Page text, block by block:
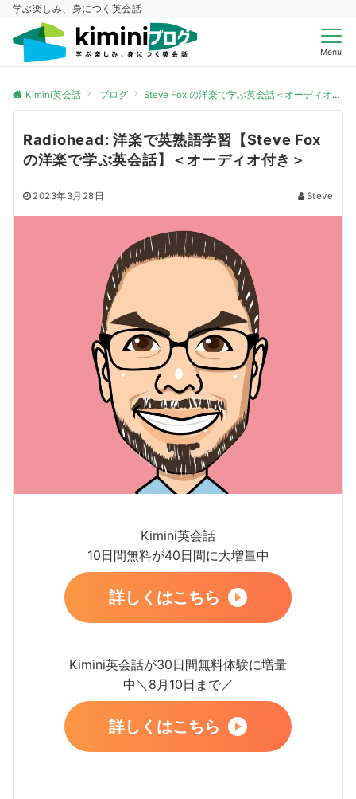
学ぶ楽しみ、身につく英会話
Menu
Kimini英会話 ブログ Steve Fox の洋楽で学ぶ英会話＜オーディオ付き＞
Radiohead: 洋楽で英熟語学習【Steve Fox
の洋楽で学ぶ英会話】＜オーディオ付き＞
2023年3月28日 Steve
Kimini英会話
10日間無料が40日間に大増量中
詳しくはこちら
Kimini英会話が30日間無料体験に増量
中＼8月10日まで／
詳しくはこちら